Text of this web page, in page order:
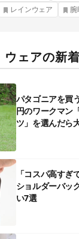
レインウェア 腕
ウェアの新
パタゴニアを買
円のワークマン
ツ」を選んだら
「コスパ高す
ショルダーバッ
い7選